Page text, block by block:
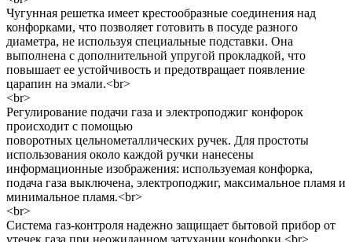
Чугунная решетка имеет крестообразные соединения над
конфорками, что позволяет готовить в посуде разного
диаметра, не используя специальные подставки. Она
выполнена с дополнительной упругой прокладкой, что
повышает ее устойчивость и предотвращает появление
царапин на эмали.<br>
<br>
Регулирование подачи газа и электроподжиг конфорок
происходит с помощью
поворотных цельнометаллических ручек. Для простоты
использования около каждой ручки нанесены
информационные изображения: используемая конфорка,
подача газа выключена, электроподжиг, максимальное пламя и
минимальное пламя.<br>
<br>
Система газ-контроля надежно защищает бытовой прибор от
утечек газа при неожиданном затухании конфорки.<br>